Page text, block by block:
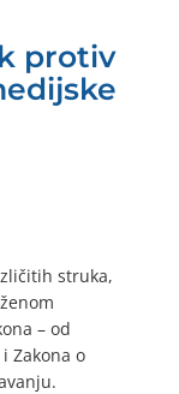
protiv
struka,
– od
Zakona o